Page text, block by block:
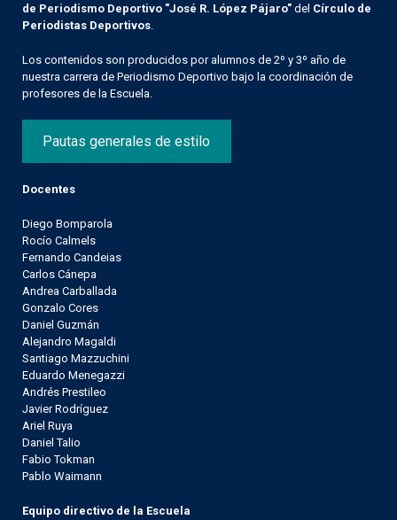
de Periodismo Deportivo "José R. López Pájaro" del Círculo de
Periodistas Deportivos
Los contenidos son producidos por alumnos de 2º y 3º año de
nuestra carrera de Periodismo Deportivo bajo la coordinación de
profesores de la Escuela.
Pautas generales de estilo
Docentes
Diego Bomparola
Rocío Calmels
Fernando Candeias
Carlos Cánepa
Andrea Carballada
Gonzalo Cores
Daniel Guzmán
Alejandro Magaldi
Santiago Mazzuchini
Eduardo Menegazzi
Andrés Prestileo
Javier Rodríguez
Ariel Ruya
Daniel Talio
Fabio Tokman
Pablo Waimann
Equipo directivo de la Escuela